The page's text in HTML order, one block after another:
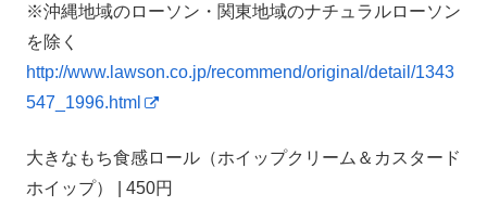
※沖縄地域のローソン・関東地域のナチュラルローソン
を除く
http://www.lawson.co.jp/recommend/original/detail/1343
547_1996.html
大きなもち食感ロール（ホイップクリーム＆カスタード
ホイップ） | 450円